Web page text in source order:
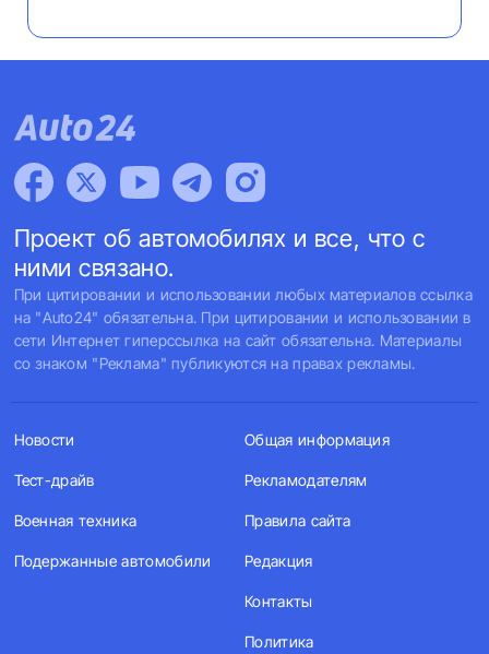
Проект об автомобилях и все, что с
ними связано.
При цитировании и использовании любых материалов ссылка
на "Auto24" обязательна. При цитировании и использовании в
сети Интернет гиперссылка на сайт обязательна. Материалы
со знаком "Реклама" публикуются на правах рекламы.
Новости
Тест-драйв
Военная техника
Подержанные автомобили
Общая информация
Рекламодателям
Правила сайта
Редакция
Контакты
Политика